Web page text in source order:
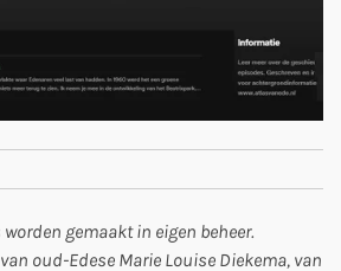
gemaakt in eigen beheer.
oud-Edese Marie Louise Diekema, van